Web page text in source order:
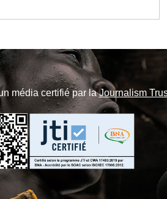
média certifié par laJournalism